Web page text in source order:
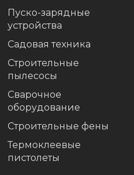
Пуско-зарядные
устройства
Садовая техника
Строительные
пылесосы
Сварочное
оборудование
Строительные фены
Термоклеевые
пистолеты